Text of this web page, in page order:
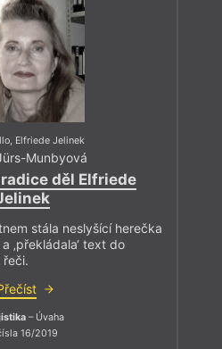
Elfriede Jelinek
Munbyová
děl Elfriede
stála neslyšící herečka
‚překládala‘ text do
řeči.
– Úvaha
16/2019